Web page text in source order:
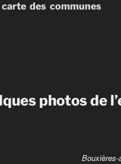
carte des communes
photos de